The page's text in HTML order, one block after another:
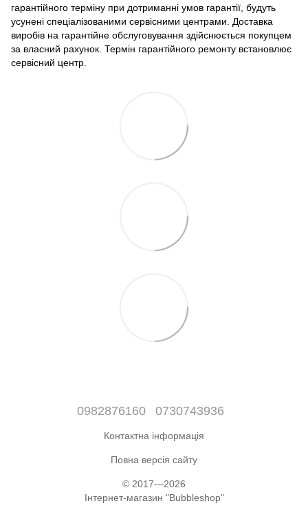
гарантійного терміну при дотриманні умов гарантії, будуть
усунені спеціалізованими сервісними центрами. Доставка
виробів на гарантійне обслуговування здійснюється покупцем
за власний рахунок. Термін гарантійного ремонту встановлює
сервісний центр.
0982876160 0730743936
Контактна інформація
Повна версія сайту
© 2017—2026
Інтернет-магазин "Bubbleshop"